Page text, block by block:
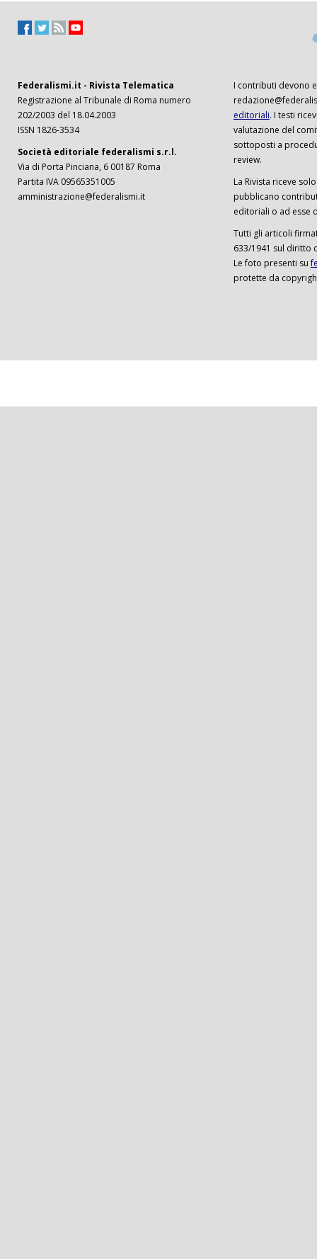
Federalismi.it - Rivista Telematica
Registrazione al Tribunale di Roma numero
202/2003 del 18.04.2003
ISSN 1826-3534
Società editoriale federalismi s.r.l.
Via di Porta Pinciana, 6 00187 Roma
Partita IVA 09565351005
amministrazione@federalismi.it
I contributi devono
editoriali. I testi
valutazione del
sottoposti a
review.
La Rivista riceve
pubblicano
editoriali o ad esse
Tutti gli articoli
633/1941 sul diritto
Le foto presenti su
protette da